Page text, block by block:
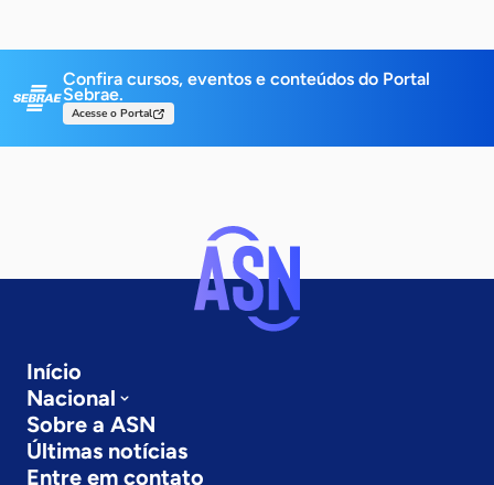
Confira cursos, eventos e conteúdos do Portal
Sebrae.
Acesse o Portal
Início
Nacional
Sobre a ASN
Últimas notícias
Entre em contato